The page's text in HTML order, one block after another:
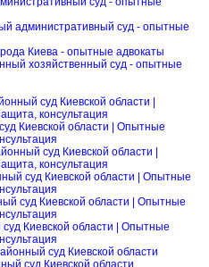
административный суд - опытные
Киева - опытные адвокаты
хозяйственный суд - опытные
суд Киевской области |
консультация
Киевской области | Опытные
суд Киевской области |
консультация
суд Киевской области | Опытные
суд Киевской области | Опытные
Киевской области | Опытные
суд Киевской области